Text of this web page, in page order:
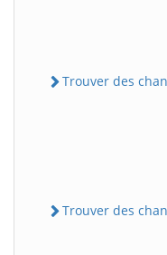
Trouver des
Trouver des